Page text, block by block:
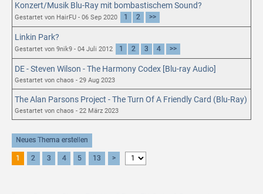
Konzert/Musik Blu-Ray mit bombastischem Sound?
Gestartet von HairFU - 06 Sep 2020 1 2 >>
Linkin Park?
Gestartet von 9nik9 - 04 Juli 2012 1 2 3 4 >>
DE - Steven Wilson - The Harmony Codex [Blu-ray Audio]
Gestartet von chaos - 29 Aug 2023
The Alan Parsons Project - The Turn Of A Friendly Card (Blu-Ray)
Gestartet von chaos - 22 März 2023
Neues Thema erstellen
1 2 3 4 5 13 >